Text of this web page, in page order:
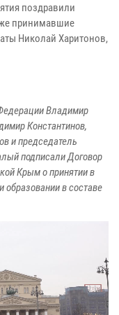
поздравили
принимавшие
Николай Харитонов,
Владимир
Константинов,
и председатель
подписали Договор
Крым о принятии в
в составе